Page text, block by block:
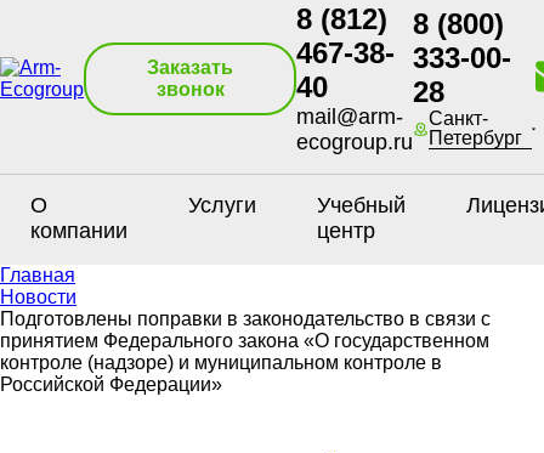
Заказать
звонок
8 (812)
467-38-
40
mail@arm-
ecogroup.ru
8 (800)
333-00-
28
Санкт-
Петербург
О
компании
Услуги
Учебный
центр
Главная
Новости
Подготовлены поправки в законодательство в связи с
принятием Федерального закона «О государственном
контроле (надзоре) и муниципальном контроле в
Российской Федерации»